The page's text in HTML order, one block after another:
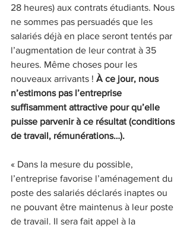
28 heures) aux contrats étudiants. Nous
ne sommes pas persuadés que les
salariés déjà en place seront tentés par
l’augmentation de leur contrat à 35
heures. Même choses pour les
nouveaux arrivants ! À ce jour, nous
n’estimons pas l’entreprise
suffisamment attractive pour qu’elle
puisse parvenir à ce résultat (conditions
de travail, rémunérations…).
« Dans la mesure du possible,
l’entreprise favorise l’aménagement du
poste des salariés déclarés inaptes ou
ne pouvant être maintenus à leur poste
de travail. Il sera fait appel à la